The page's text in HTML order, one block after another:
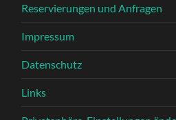
Reservierungen und Anfragen
Impressum
Datenschutz
Links